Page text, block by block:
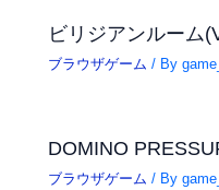
ビリジアンルーム
ブラウザゲーム / By
DOMINO
ブラウザゲーム / By